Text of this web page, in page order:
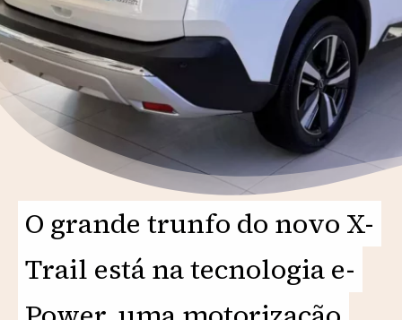
O grande trunfo do novo X-
Trail está na tecnologia e-
O grande trunfo do novo X-
Trail está na tecnologia e-